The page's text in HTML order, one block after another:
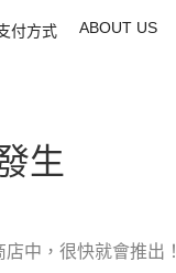
付方式 ABOUT US
生
中，很快就會推出！